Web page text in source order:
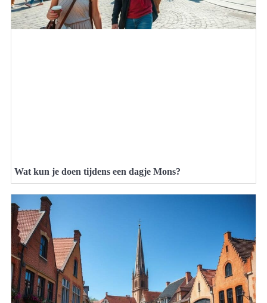
Wat kun je doen tijdens een dagje Mons?